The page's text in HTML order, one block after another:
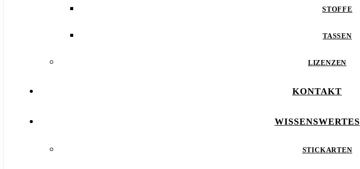
STOFFE
TASSEN
LIZENZEN
KONTAKT
WISSENSWERTES
STICKARTEN